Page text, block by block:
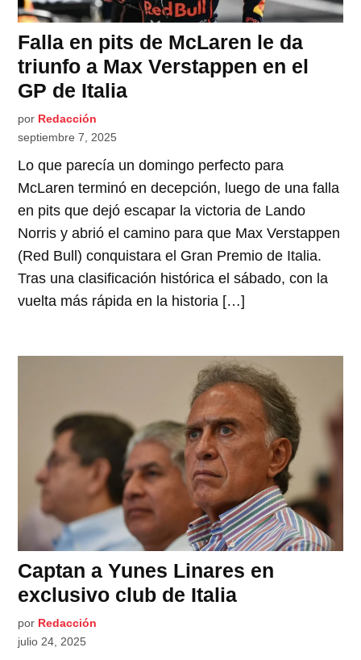
Falla en pits de McLaren le da
triunfo a Max Verstappen en el
GP de Italia
por Redacción
septiembre 7, 2025
Lo que parecía un domingo perfecto para
McLaren terminó en decepción, luego de una falla
en pits que dejó escapar la victoria de Lando
Norris y abrió el camino para que Max Verstappen
(Red Bull) conquistara el Gran Premio de Italia.
Tras una clasificación histórica el sábado, con la
vuelta más rápida en la historia […]
Captan a Yunes Linares en
exclusivo club de Italia
por Redacción
julio 24, 2025